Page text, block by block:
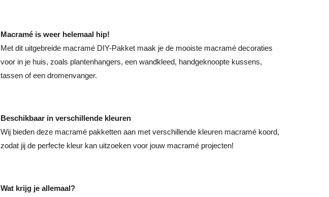
Macramé is weer helemaal hip!
Met dit uitgebreide macramé DIY-Pakket maak je de mooiste macramé decoraties
voor in je huis, zoals plantenhangers, een wandkleed, handgeknoopte kussens,
tassen of een dromenvanger.
Beschikbaar in verschillende kleuren
Wij bieden deze macramé pakketten aan met verschillende kleuren macramé koord,
zodat jij de perfecte kleur kan uitzoeken voor jouw macramé projecten!
Wat krijg je allemaal?